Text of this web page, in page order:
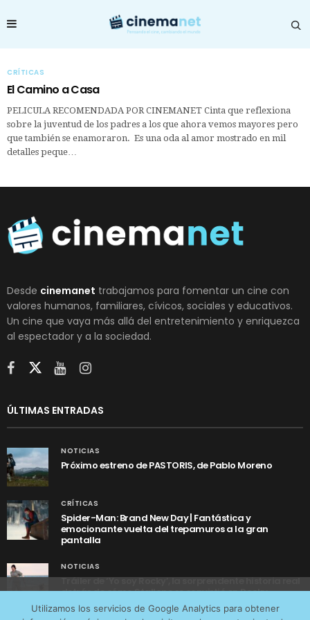
CRÍTICAS
El Camino a Casa
PELICULA RECOMENDADA POR CINEMANET Cinta que reflexiona
sobre la juventud de los padres a los que ahora vemos mayores pero
que también se enamoraron. Es una oda al amor mostrado en mil
detalles peque…
Desde cinemanet trabajamos para fomentar un cine con
valores humanos, familiares, cívicos, sociales y educativos.
Un cine que vaya más allá del entretenimiento y enriquezca
al espectador y a la sociedad.
ÚLTIMAS ENTRADAS
NOTICIAS
Próximo estreno de PASTORIS, de Pablo Moreno
CRÍTICAS
Spider-Man: Brand New Day | Fantástica y
emocionante vuelta del trepamuros a la gran
pantalla
NOTICIAS
Tráiler de ‘Yo soy Rocky’, la sorprendente historia real
detrás de cómo Stallone se convirtió en Rocky
Utilizamos los servicios de Google Analytics para obtener
tráfico web que recibimos y conocer los servicios que